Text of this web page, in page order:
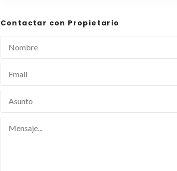
Contactar con Propietario